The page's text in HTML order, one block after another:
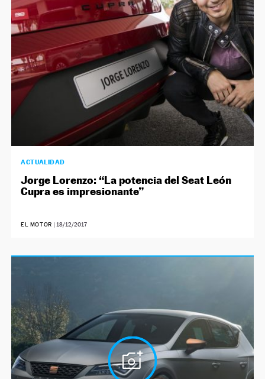
ACTUALIDAD
Jorge Lorenzo: “La potencia del Seat León
Cupra es impresionante”
EL MOTOR |18/12/2017